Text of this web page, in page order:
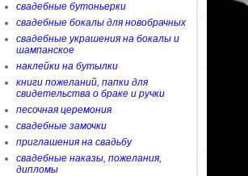
свадебные бутоньерки
свадебные бокалы для новобрачных
свадебные украшения на бокалы и
шампанское
наклейки на бутылки
книги пожеланий, папки для
свидетельства о браке и ручки
песочная церемония
свадебные замочки
приглашения на свадьбу
свадебные наказы, пожелания,
дипломы